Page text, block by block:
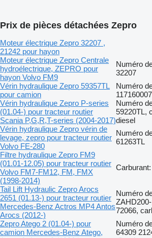
Prix de pièces détachées Zepro
Moteur électrique Zepro 32207 ,
21242 pour hayon
Moteur électrique Zepro Centrale
hydroélectrique, ZEPRO pour
hayon Volvo FM9
Numéro
32207
Vérin hydraulique Zepro 59357TL
pour camion
Numéro
117160007
Vérin hydraulique Zepro P-series
(01.04-) pour tracteur routier
Scania P,G,R,T-series (2004-2017)
Numéro
59220TL,
diesel
Vérin hydraulique Zepro vérin de
levage, zepro pour tracteur routier
Volvo FE-280
Numéro
61263TL
Filtre hydraulique Zepro FM9
(01.01-12.05) pour tracteur routier
Volvo FM7-FM12, FM, FMX
(1998-2014)
Tail Lift Hydraulic Zepro Arocs
2651 (01.13-) pour tracteur routier
Mercedes-Benz Actros MP4 Antos
Arocs (2012-)
Numéro
72066,
Zepro Atego 2 (01.04-) pour
camion Mercedes-Benz Atego,
Numéro
64309